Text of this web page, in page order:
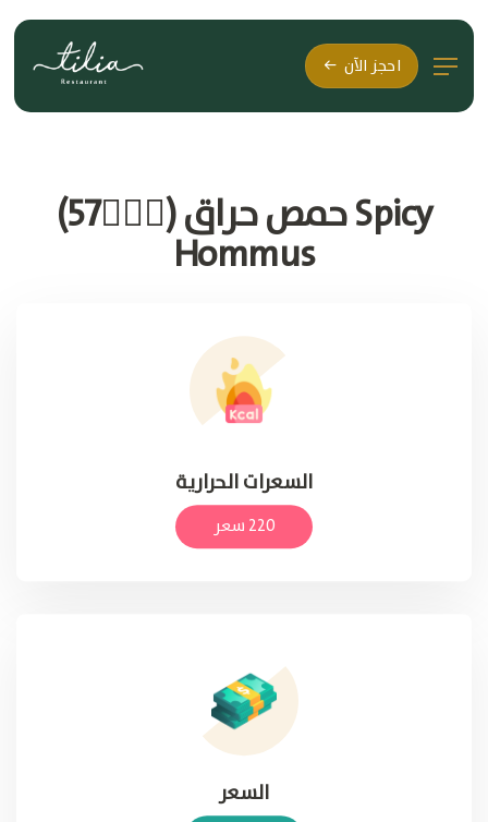
احجز الآن
حمص حراق (🚶🏽‍♂57) Spicy
Hommus
السعرات الحرارية
220 سعر
السعر